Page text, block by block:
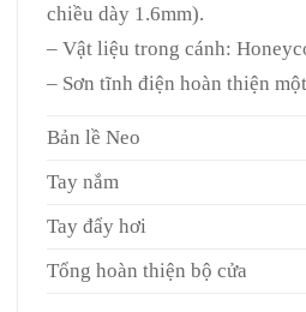
chiều dày 1.6mm).
– Vật liệu trong cánh:
– Sơn tĩnh điện hoàn thiện
Bản lề Neo
Tay nắm
Tay đẩy hơi
Tổng hoàn thiện bộ cửa